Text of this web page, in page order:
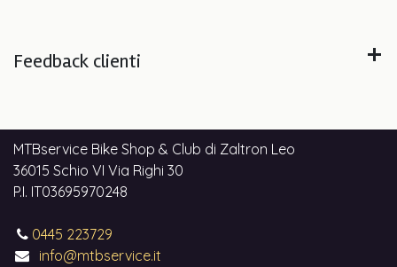
Feedback clienti
MTBservice Bike Shop & Club di Zaltron Leo
36015 Schio VI Via Righi 30
P.I. IT03695970248
0445 223729
info@mtbservice.it